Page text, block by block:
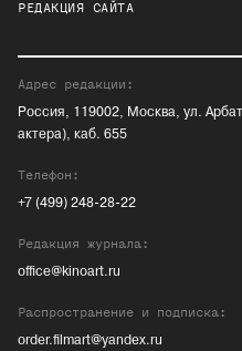
РЕДАКЦИЯ САЙТА
Адрес редакции:
Россия, 119002, Москва, ул.
актера), каб. 655
Телефон:
+7 (499) 248-28-22
Редакция журнала:
office@kinoart.ru
Распространение и подписка:
order.filmart@yandex.ru